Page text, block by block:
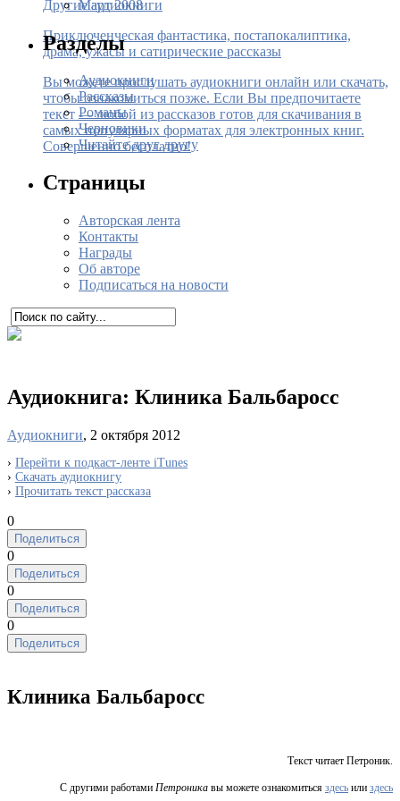
Другие аудиокниги
Приключенческая фантастика, постапокалиптика,
драма, ужасы и сатирические рассказы
Вы можете прослушать аудиокниги онлайн или скачать,
чтобы ознакомиться позже. Если Вы предпочитаете
текст — любой из рассказов готов для скачивания в
самых популярных форматах для электронных книг.
Совершенно бесплатно!
Март 2008
Разделы
Аудиокниги
Рассказы
Романы
Черновики
Читайте друг другу
Страницы
Авторская лента
Контакты
Награды
Об авторе
Подписаться на новости
Аудиокнига: Клиника Бальбаросс
Аудиокниги, 2 октября 2012
› Перейти к подкаст-ленте iTunes
› Скачать аудиокнигу
› Прочитать текст рассказа
0
Поделиться
0
Поделиться
0
Поделиться
0
Поделиться
Клиника Бальбаросс
Текст читает Петроник.
С другими работами Петроника вы можете ознакомиться здесь или здесь